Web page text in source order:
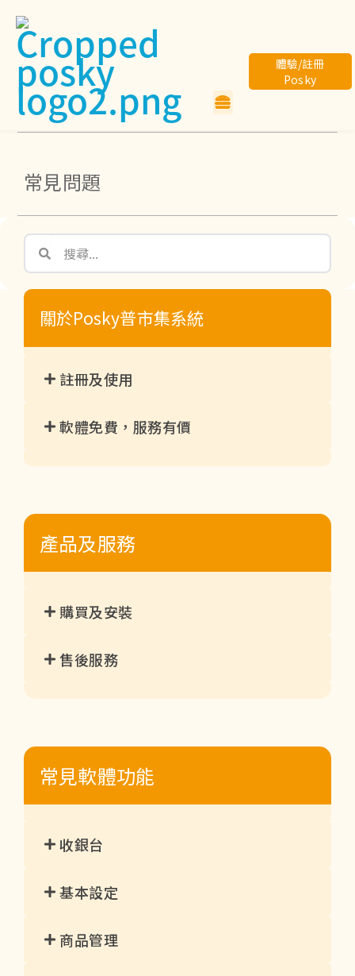
體驗/註冊
Posky
常見問題
關於Posky普市集系統
註冊及使用
軟體免費，服務有價
產品及服務
購買及安裝
售後服務
常見軟體功能
收銀台
基本設定
商品管理